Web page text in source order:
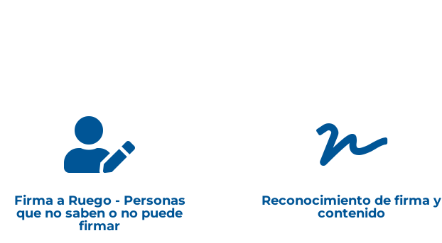

Firma a Ruego - Personas
que no saben o no puede
firmar

Reconocimiento de firma y
contenido